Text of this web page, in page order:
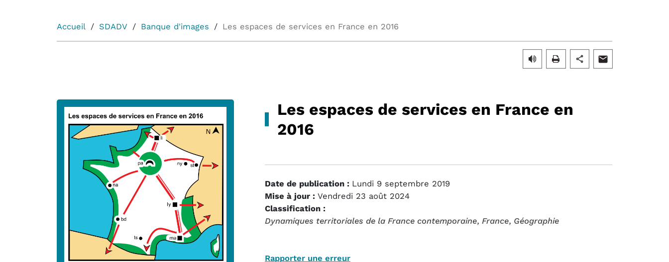
Accueil SDADV Banque d'images Les espaces de services en France en 2016
Les espaces de services en France en
2016
Date de publication : Lundi 9 septembre 2019
Mise à jour : Vendredi 23 août 2024
Classification :
Dynamiques territoriales de la France contemporaine, France, Géographie
Rapporter une erreur